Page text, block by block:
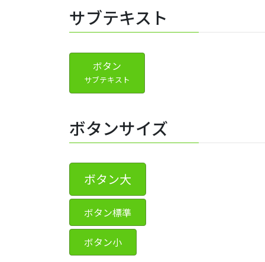
サブテキスト
ボタン
サブテキスト
ボタンサイズ
ボタン大
ボタン標準
ボタン小